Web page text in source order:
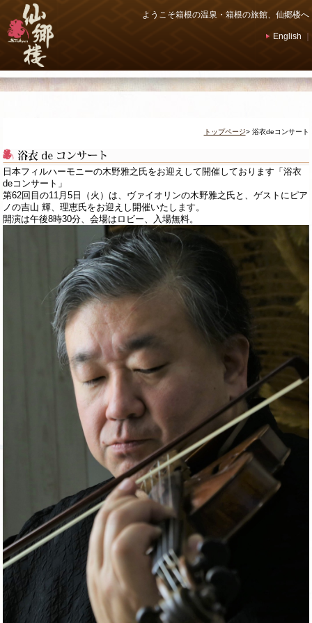
ようこそ箱根の温泉・箱根の旅館、仙郷楼へ
English
トップページ> 浴衣deコンサート
日本フィルハーモニーの木野雅之氏をお迎えして開催しております「浴衣
deコンサート」
第62回目の11月5日（火）は、ヴァイオリンの木野雅之氏と、ゲストにピア
ノの吉山 輝、理恵氏をお迎えし開催いたします。
開演は午後8時30分、会場はロビー、入場無料。